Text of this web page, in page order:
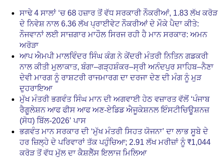
ਸਾਢੇ 4 ਸਾਲਾਂ ‘ਚ 68 ਹਜ਼ਾਰ ਤੋਂ ਵੱਧ ਸਰਕਾਰੀ ਨੌਕਰੀਆਂ, 1.83 ਲੱਖ ਕਰੋੜ
ਦੇ ਨਿਵੇਸ਼ ਨਾਲ 6.36 ਲੱਖ ਪ੍ਰਾਈਵੇਟ ਨੌਕਰੀਆਂ ਦੇ ਮੌਕੇ ਪੈਦਾ ਕੀਤੇ:
ਨੌਜਵਾਨਾਂ ਲਈ ਸਾਜ਼ਗਾਰ ਮਾਹੌਲ ਸਿਰਜ ਰਹੀ ਹੈ ਮਾਨ ਸਰਕਾਰ: ਅਮਨ
ਅਰੋੜਾ
ਆਪ ਐਮਪੀ ਮਾਲਵਿੰਦਰ ਸਿੰਘ ਕੰਗ ਨੇ ਕੇਂਦਰੀ ਮੰਤਰੀ ਨਿਤਿਨ ਗਡਕਰੀ
ਨਾਲ ਕੀਤੀ ਮੁਲਾਕਾਤ, ਬੰਗਾ–ਗੜ੍ਹਸ਼ੰਕਰ–ਸ੍ਰੀ ਅਨੰਦਪੁਰ ਸਾਹਿਬ–ਨੈਣਾ
ਦੇਵੀ ਮਾਰਗ ਨੂੰ ਰਾਸ਼ਟਰੀ ਰਾਜਮਾਰਗ ਦਾ ਦਰਜਾ ਦੇਣ ਦੀ ਮੰਗ ਨੂੰ ਮੁੜ
ਦੁਹਰਾਇਆ
ਮੁੱਖ ਮੰਤਰੀ ਭਗਵੰਤ ਸਿੰਘ ਮਾਨ ਦੀ ਅਗਵਾਈ ਹੇਠ ਵਜ਼ਾਰਤ ਵੱਲੋਂ ‘ਪੰਜਾਬ
ਰੈਗੂਲੇਸ਼ਨ ਆਫ ਫੀਸ ਆਫ ਅਣ-ਏਡਿਡ ਐਜੂਕੇਸ਼ਨਲ ਇੰਸਟੀਚਿਊਸ਼ਨਜ਼
(ਸੋਧ) ਬਿੱਲ-2026’ ਪਾਸ
ਭਗਵੰਤ ਮਾਨ ਸਰਕਾਰ ਦੀ ‘ਮੁੱਖ ਮੰਤਰੀ ਸਿਹਤ ਯੋਜਨਾ’ ਦਾ ਲਾਭ ਸੂਬੇ ਦੇ
ਹਰ ਜ਼ਿਲ੍ਹੇ ਦੇ ਪਰਿਵਾਰਾਂ ਤੱਕ ਪਹੁੰਚਿਆ; 2.91 ਲੱਖ ਮਰੀਜ਼ਾਂ ਨੂੰ ₹1,044
ਕਰੋੜ ਤੋਂ ਵੱਧ ਮੁੱਲ ਦਾ ਕੈਸ਼ਲੈੱਸ ਇਲਾਜ ਮਿਲਿਆ